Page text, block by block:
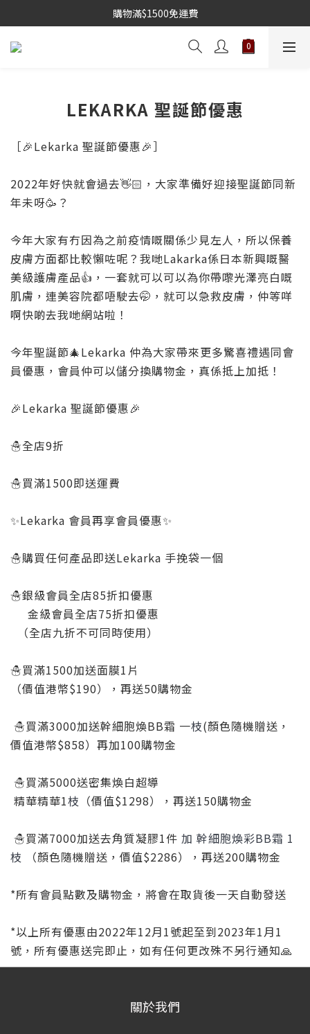
購物滿$1500免運費
LEKARKA 聖誕節優惠
［🎉Lekarka 聖誕節優惠🎉］
2022年好快就會過去👋🏻，大家準備好迎接聖誕節同新
年未呀🥳？
今年大家有冇因為之前疫情嘅關係少見左人，所以保養
皮膚方面都比較懶咗呢？我哋Lakarka係日本新興嘅醫
美級護膚產品👍，一套就可以可以為你帶嚟光澤亮白嘅
肌膚，連美容院都唔駛去🤭，就可以急救皮膚，仲等咩
啊快啲去我哋網站啦！
今年聖誕節🎄Lekarka 仲為大家帶來更多驚喜禮遇同會
員優惠，會員仲可以儲分換購物金，真係抵上加抵！
🎉Lekarka 聖誕節優惠🎉
☃️全店9折
☃️買滿1500即送運費
✨Lekarka 會員再享會員優惠✨
☃️購買任何產品即送Lekarka 手挽袋一個
☃️銀級會員全店85折扣優惠
金級會員全店75折扣優惠
（全店九折不可同時使用）
☃️買滿1500加送面膜1片
（價值港幣$190），再送50購物金
☃️買滿3000加送幹細胞煥BB霜 一枝(顏色隨機贈送，
價值港幣$858）再加100購物金
☃️買滿5000送密集煥白超導
精華精華1枝 （價值$1298），再送150購物金
☃️買滿7000加送去角質凝膠1件 加 幹細胞煥彩BB霜 1
枝
（顏色隨機贈送，價值$2286），再送200購物金
*所有會員點數及購物金，將會在取貨後一天自動發送
*以上所有優惠由2022年12月1號起至到2023年1月1
號，所有優惠送完即止，如有任何更改殊不另行通知🙏
關於我們